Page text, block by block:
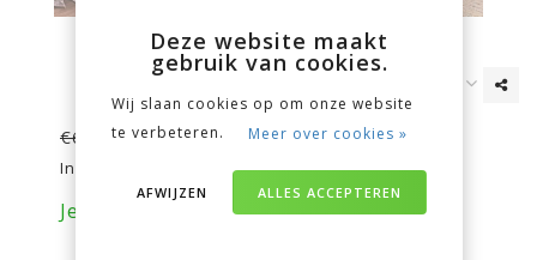
€669,00 €559,00
Incl. btw
Je bespaart nu 110 euro op je aankoop!
Deze website maakt
gebruik van cookies.
Wij slaan cookies op om onze website
te verbeteren.
Meer over cookies »
ALLES ACCEPTEREN
AFWIJZEN